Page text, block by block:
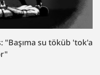
"Başıma su töküb 'tok'a